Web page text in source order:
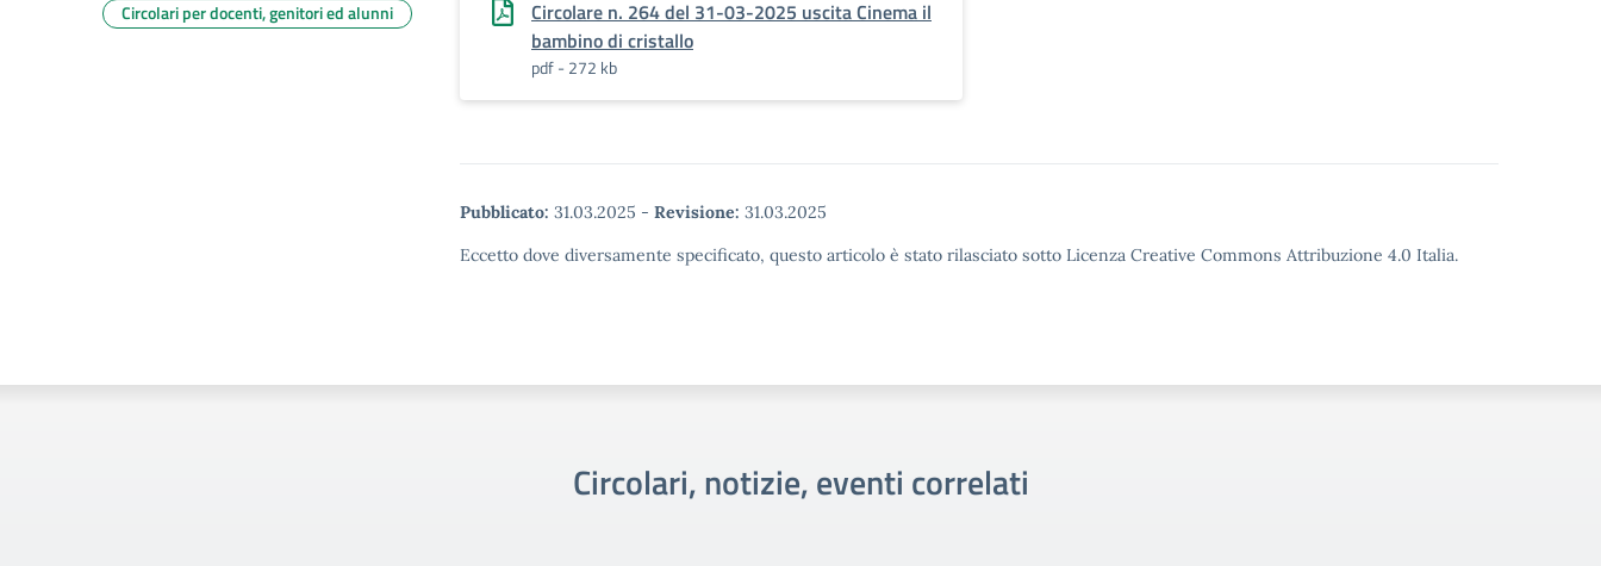
Circolare n. 264 del 31-03-2025 uscita Cinema il
bambino di cristallo
pdf - 272 kb
Pubblicato: 31.03.2025 - Revisione: 31.03.2025
Eccetto dove diversamente specificato, questo articolo è stato rilasciato sotto Licenza Creative Commons Attribuzione 4.0 Italia.
Circolari per docenti, genitori ed alunni
Circolari, notizie, eventi correlati